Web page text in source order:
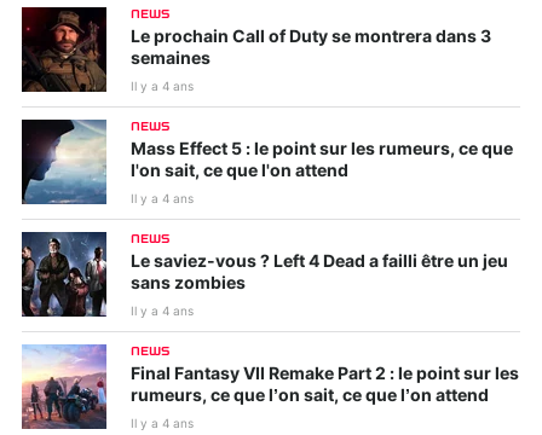
NEWS
Le prochain Call of Duty se montrera dans 3
semaines
Il y a 4 ans
NEWS
Mass Effect 5 : le point sur les rumeurs, ce que
l'on sait, ce que l'on attend
Il y a 4 ans
NEWS
Le saviez-vous ? Left 4 Dead a failli être un jeu
sans zombies
Il y a 4 ans
NEWS
Final Fantasy VII Remake Part 2 : le point sur les
rumeurs, ce que l’on sait, ce que l’on attend
Il y a 4 ans